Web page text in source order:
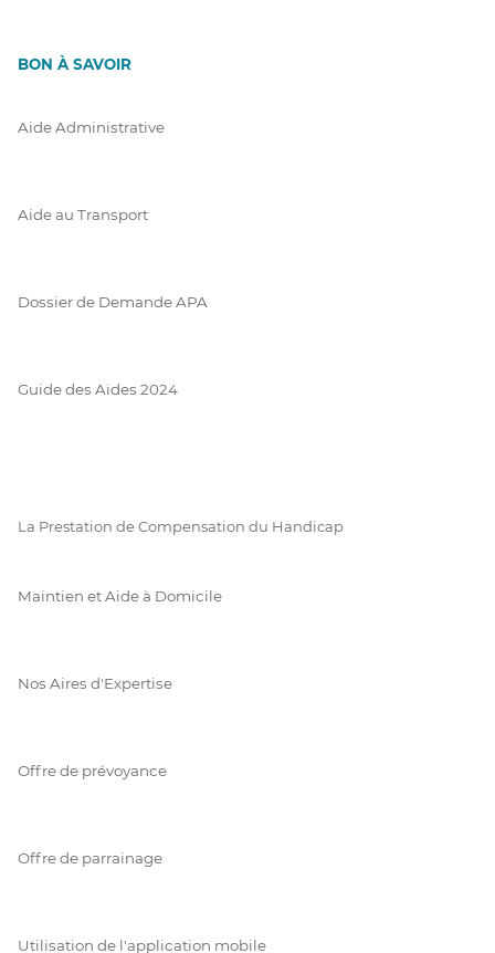
BON À SAVOIR
Aide Administrative
Aide au Transport
Dossier de Demande APA
Guide des Aides 2024
La Prestation de Compensation du Handicap
Maintien et Aide à Domicile
Nos Aires d'Expertise
Offre de prévoyance
Offre de parrainage
Utilisation de l'application mobile